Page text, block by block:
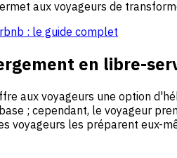
aux voyageurs de
: le guide complet
en libre-
aux voyageurs une option
; cependant, le voyageur
voyageurs les préparent eux-